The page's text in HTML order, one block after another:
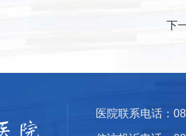
下
医院联系电话：